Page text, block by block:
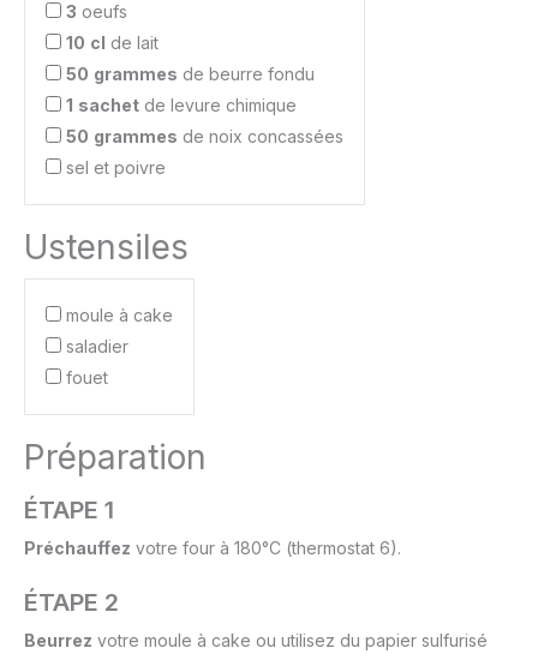
3 oeufs
10 cl de lait
50 grammes de beurre fondu
1 sachet de levure chimique
50 grammes de noix concassées
sel et poivre
Ustensiles
moule à cake
saladier
fouet
Préparation
ÉTAPE 1
Préchauffez votre four à 180°C (thermostat 6).
ÉTAPE 2
Beurrez votre moule à cake ou utilisez du papier sulfurisé